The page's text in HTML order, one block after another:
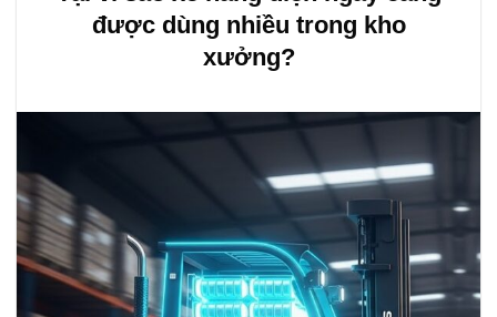
được dùng nhiều trong kho
xưởng?